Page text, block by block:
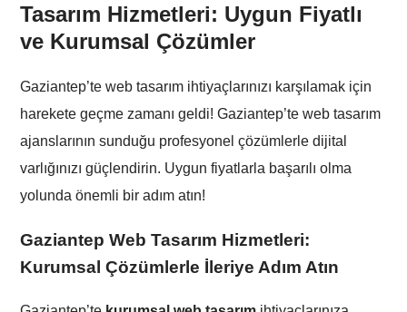
Tasarım Hizmetleri: Uygun Fiyatlı
ve Kurumsal Çözümler
Gaziantep’te web tasarım ihtiyaçlarınızı karşılamak için
harekete geçme zamanı geldi! Gaziantep’te web tasarım
ajanslarının sunduğu profesyonel çözümlerle dijital
varlığınızı güçlendirin. Uygun fiyatlarla başarılı olma
yolunda önemli bir adım atın!
Gaziantep Web Tasarım Hizmetleri:
Kurumsal Çözümlerle İleriye Adım Atın